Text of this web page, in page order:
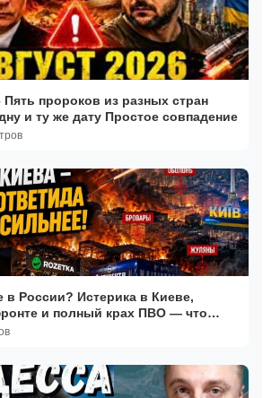
пророков из разных стран
и ту же дату Простое совпадение
России? Истерика в Киеве,
и полный крах ПВО — что